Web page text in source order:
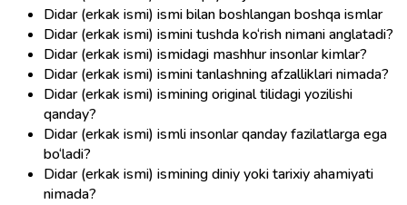
Didar (erkak ismi) ismi bilan boshlangan boshqa ismlar
Didar (erkak ismi) ismini tushda ko‘rish nimani anglatadi?
Didar (erkak ismi) ismidagi mashhur insonlar kimlar?
Didar (erkak ismi) ismini tanlashning afzalliklari nimada?
Didar (erkak ismi) ismining original tilidagi yozilishi
qanday?
Didar (erkak ismi) ismli insonlar qanday fazilatlarga ega
bo‘ladi?
Didar (erkak ismi) ismining diniy yoki tarixiy ahamiyati
nimada?